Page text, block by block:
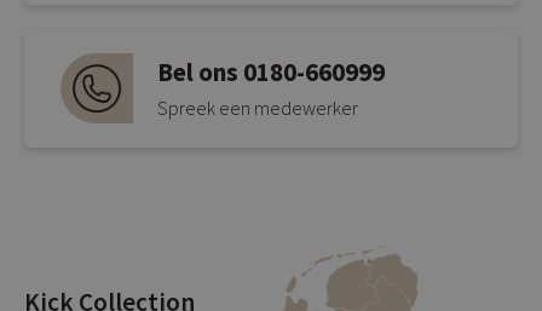
Bel ons 0180-660999
Spreek een medewerker
Kick Collection